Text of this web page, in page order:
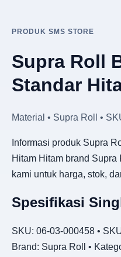
PRODUK SMS STORE
Supra Roll
Standar
Material • Supra Roll •
Informasi produk Supra
Hitam Hitam brand
kami untuk harga, stok,
Spesifikasi
SKU: 06-03-000458 •
Brand: Supra Roll •